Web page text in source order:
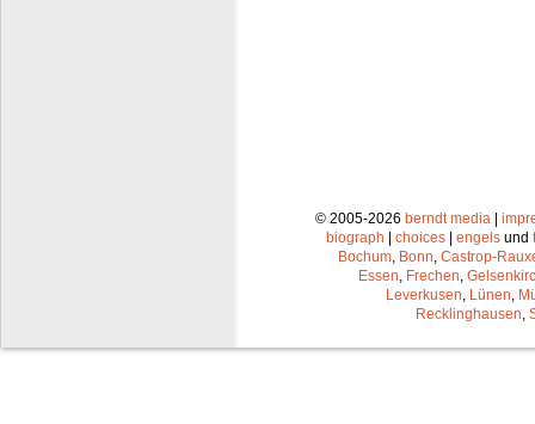
© 2005-2026 berndt media |
biograph | choices | engels und
Bochum Bonn Castrop-
Essen Frechen
Leverkusen Lünen
Recklinghausen